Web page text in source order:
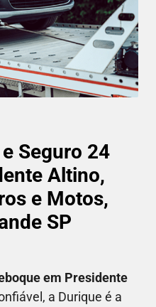
Seguro 24
Altino,
e Motos,
SP
em Presidente
a Durique é a